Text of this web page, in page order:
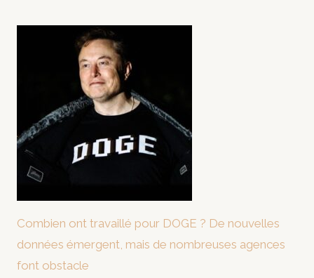
Combien ont travaillé pour DOGE ? De nouvelles
données émergent, mais de nombreuses agences
font obstacle